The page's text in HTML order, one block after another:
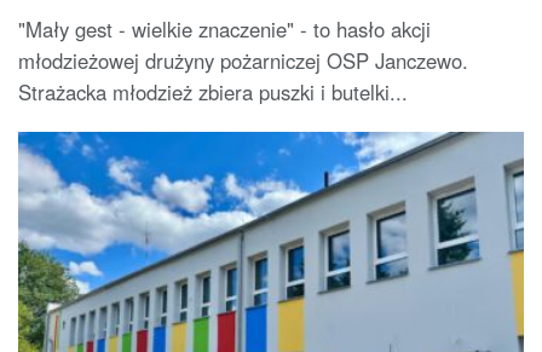
"Mały gest - wielkie znaczenie" - to hasło akcji
młodzieżowej drużyny pożarniczej OSP Janczewo.
Strażacka młodzież zbiera puszki i butelki...